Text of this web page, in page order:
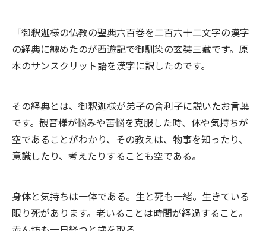
「御釈迦様の仏教の聖典六百巻を二百六十二文字の漢字
の経典に纏めたのが西遊記で御馴染の玄奘三藏です。原
本のサンスクリット語を漢字に訳したのです。
その経典とは、御釈迦様が弟子の舍利子に説いたお言葉
です。観音様が悩みや苦悩を克服した時、体や気持ちが
空であることがわかり、その教えは、物事を知ったり、
意識したり、考えたりすることも空である。
身体と気持ちは一体である。生と死も一緒。生きている
限り死があります。老いることは時間が経過すること。